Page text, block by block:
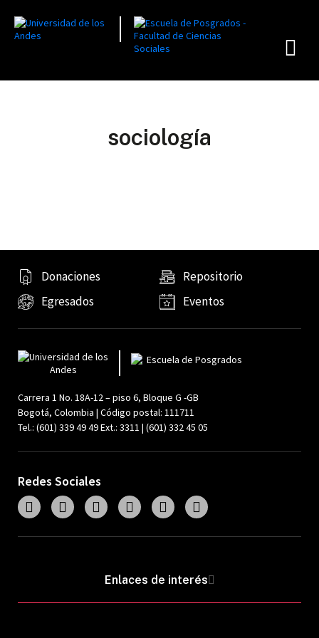
sociología
Donaciones
Repositorio
Egresados
Eventos
Carrera 1 No. 18A-12 – piso 6, Bloque G -GB
Bogotá, Colombia | Código postal: 111711
Tel.: (601) 339 49 49 Ext.: 3311 | (601) 332 45 05
Redes Sociales
Enlaces de interés